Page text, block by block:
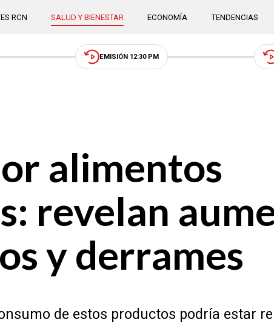
RCN SALUD Y BIENESTAR ECONOMÍA TENDENCIAS
EMISIÓN 12:30 PM
alimentos
revelan
y derrames
de estos productos podría estar